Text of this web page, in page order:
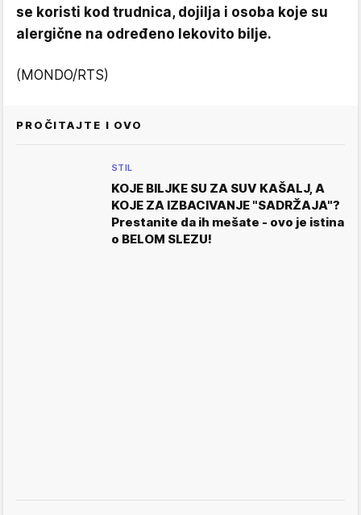
se koristi kod trudnica, dojilja i osoba koje su
alergične na određeno lekovito bilje.
(MONDO/RTS)
PROČITAJTE I OVO
STIL
KOJE BILJKE SU ZA SUV KAŠALJ, A
KOJE ZA IZBACIVANJE "SADRŽAJA"?
Prestanite da ih mešate - ovo je istina
o BELOM SLEZU!